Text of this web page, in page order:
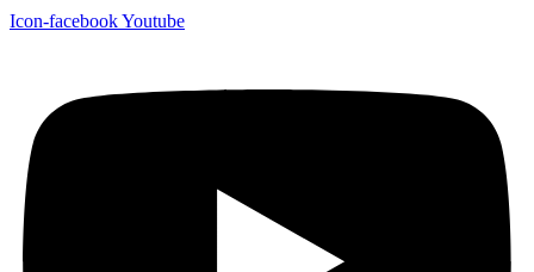
Icon-facebookYoutube